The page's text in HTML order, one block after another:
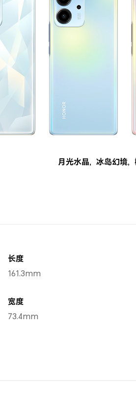
月光水晶, 冰岛幻境,
长度
161.3mm
宽度
73.4mm